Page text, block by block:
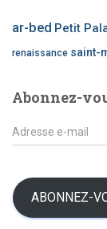
r
i
’
r
c
l
ar-bed Petit
renaissance saint-
Abonnez-
A
d
s
s
ABONNEZ-